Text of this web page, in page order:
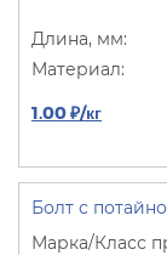
1.00 ₽/кг
Болт с